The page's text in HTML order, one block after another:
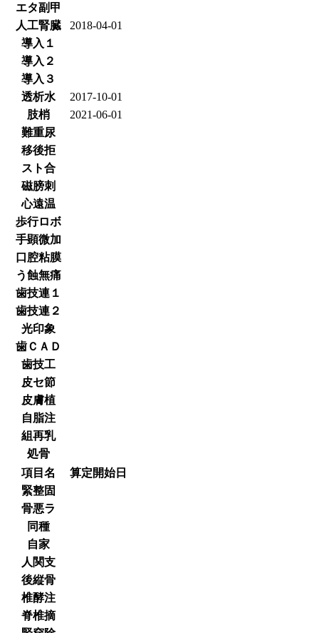
エタ副甲
人工腎臓
2018-04-01
導入１
導入２
導入３
透析水
2017-10-01
肢梢
2021-06-01
難重尿
移後拒
スト合
磁膀刺
心遠温
歩行ロボ
手顕微加
口腔粘膜
う蝕無痛
歯技連１
歯技連２
光印象
歯ＣＡＤ
歯技工
皮セ節
皮膚植
自脂注
組再乳
処骨
項目名
算定開始日
緊整固
骨悪ラ
同種
自家
人関支
後縦骨
椎酵注
脊椎摘